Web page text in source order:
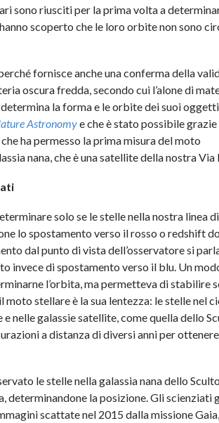
sono riusciti per la prima volta a
scoperto che le loro orbite non sono
fornisce anche una conferma della
oscura fredda, secondo cui l’alone di
la forma e le orbite dei suoi
Astronomye che è stato possibile grazie
ha permesso la prima misura del moto
nana, che è una satellite della nostra Via
solo se le stelle nella nostra linea
lo spostamento verso il rosso o redshift
dal punto di vista dell’osservatore si
invece di spostamento verso il blu. Un
l’orbita, ma permetteva di stabilire
stellare è la sua lentezza: le stelle nel
nelle galassie satellite, come quella dello
a distanza di diversi anni per
le stelle nella galassia nana dello
determinandone la posizione. Gli scienziati
scattate nel 2015 dalla missione